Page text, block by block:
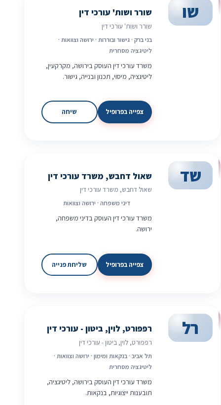
שו שורר ושות' עורכי דין
שורר ושות' עורכי דין
בני ברק · גישור ובוררות · ירושה וצוואות ·
ליטיגציה מסחרית
משרד עורכי דין העוסק בירושה, מקרקעין,
ליטיגציה, מיסוי, תכנון ובנייה, גישור.
צפייה בפרופיל שיחה
שד שאול דחבש, משרד עורכי דין
שאול דחבש, משרד עורכי דין
דיני משפחה · ירושה וצוואות
משרד עורכי דין העוסק בדיני משפחה,
ירושה.
צפייה בפרופיל שליחת פנייה
רל רפפורט, לוין, ביטון - עורכי דין
רפפורט, לוין, ביטון - עורכי דין
תל אביב · בנקאות ומימון · ירושה וצוואות ·
ליטיגציה מסחרית
משרד עורכי דין העוסק בירושה, ליטיגציה,
תובענות ייצוגיות, בנקאות.